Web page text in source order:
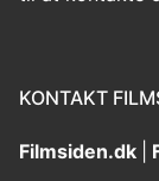
KONTAKT
Filmsiden.dk